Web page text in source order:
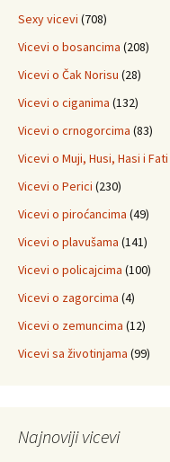
Sexy vicevi (708)
Vicevi o bosancima (208)
Vicevi o Čak Norisu (28)
Vicevi o ciganima (132)
Vicevi o crnogorcima (83)
Vicevi o Muji, Husi, Hasi i Fati
Vicevi o Perici (230)
Vicevi o piroćancima (49)
Vicevi o plavušama (141)
Vicevi o policajcima (100)
Vicevi o zagorcima (4)
Vicevi o zemuncima (12)
Vicevi sa životinjama (99)
Najnoviji vicevi